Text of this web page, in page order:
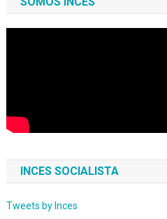
INCES SOCIALISTA
Tweets by Inces